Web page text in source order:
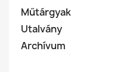
Műtárgyak
Utalvány
Archívum